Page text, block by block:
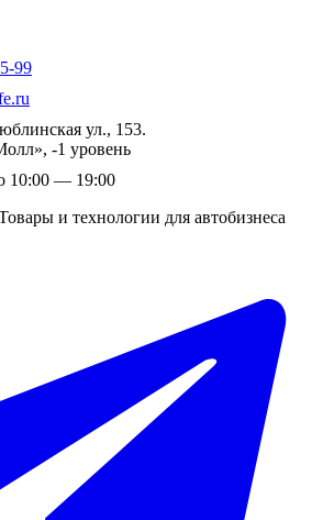
99
ул., 153.
-1 уровень
10:00 — 19:00
и технологии для автобизнеса